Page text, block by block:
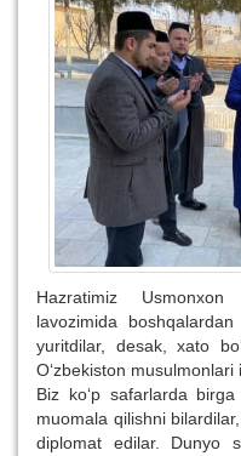
Hazratimiz
lavozimida
yuritdilar, desak, xato
O‘zbekiston
Biz ko‘p safarlarda
muomala qilishni
diplomat edilar. Dunyo